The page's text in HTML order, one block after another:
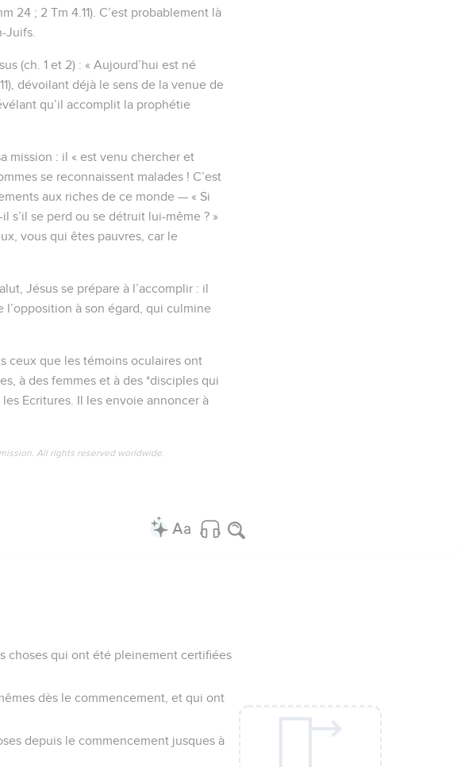
24 ; 2 Tm 4.11). C’est probablement là
Juifs.
(ch. 1 et 2) : « Aujourd’hui est né
dévoilant déjà le sens de la venue de
qu’il accomplit la prophétie
mission : il « est venu chercher et
se reconnaissent malades ! C’est
aux riches de ce monde — « Si
s’il se perd ou se détruit lui-même ? »
vous qui êtes pauvres, car le
Jésus se prépare à l’accomplir : il
à son égard, qui culmine
ceux que les témoins oculaires ont
à des femmes et à des *disciples qui
Ecritures. Il les envoie annoncer à
All rights reserved worldwide.
choses qui ont été pleinement certifiées
dès le commencement, et qui ont
depuis le commencement jusques à